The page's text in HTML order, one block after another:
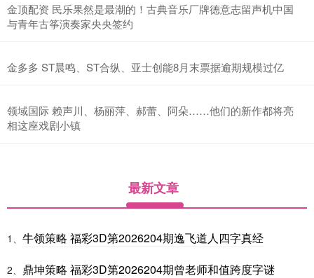
金顶配资 民乐果然是最潮的！古典音乐厂牌德意志留声机中国
与青年古筝演奏家央央签约
金多多 ST晨鸣、ST合纵、亚士创能8月末票据逾期规模过亿
领域国际 赖声川、杨丽萍、郝蕾、阿朵……他们的新作都将亮
相这座戏剧小镇
最新文章
1、 牛领策略 福彩3D第2026204期逸飞道人四字真经
2、 鼎坤策略 福彩3D第2026204期曾老师和值跨度字谜